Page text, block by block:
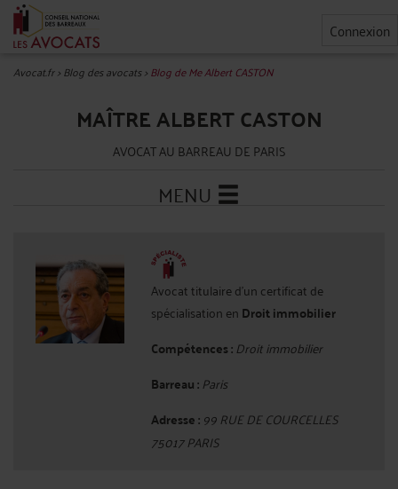
Connexion
Avocat.fr>Blog des avocats>Blog de Me Albert CASTON
MAÎTRE ALBERT CASTON
AVOCAT AU BARREAU DE PARIS
MENU
Avocat titulaire d'un certificat de
spécialisation en Droit immobilier
Compétences : Droit immobilier
Barreau : Paris
Adresse : 99 RUE DE COURCELLES
75017 PARIS